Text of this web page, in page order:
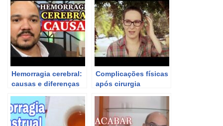
Hemorragia cerebral:
causas e diferenças
aneurisma.
Complicações físicas
após cirurgia
angioma cavernoso e
dano cerebral.